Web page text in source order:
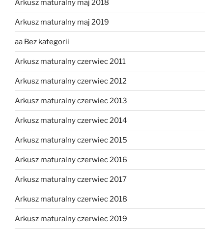
Arkusz maturalny maj 2018
Arkusz maturalny maj 2019
aa Bez kategorii
Arkusz maturalny czerwiec 2011
Arkusz maturalny czerwiec 2012
Arkusz maturalny czerwiec 2013
Arkusz maturalny czerwiec 2014
Arkusz maturalny czerwiec 2015
Arkusz maturalny czerwiec 2016
Arkusz maturalny czerwiec 2017
Arkusz maturalny czerwiec 2018
Arkusz maturalny czerwiec 2019